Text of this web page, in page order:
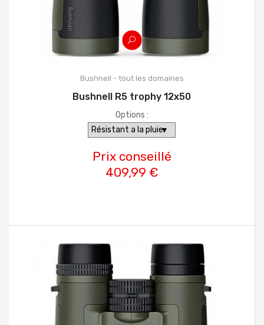
Bushnell - tout les domaines
Bushnell R5 trophy 12x50
Options :
Prix conseillé
409,99 €